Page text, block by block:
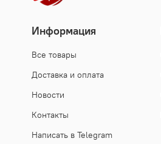
Информация
Все товары
Доставка и оплата
Новости
Контакты
Написать в Telegram